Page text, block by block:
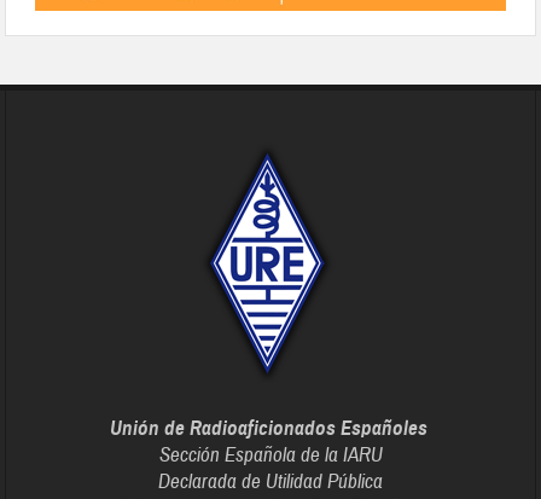
Unión de Radioaficionados Españoles
Sección Española de la IARU
Declarada de Utilidad Pública